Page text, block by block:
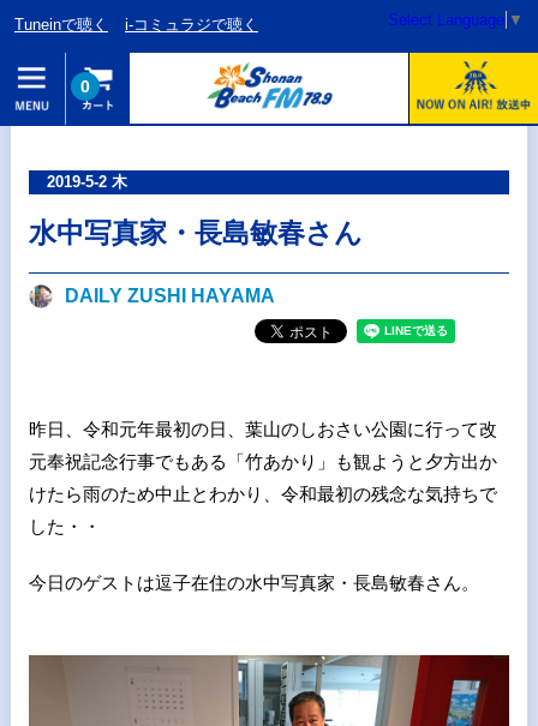
Tuneinで聴く i-コミュラジで聴く Select Language ▼
0
2019-5-2 木
水中写真家・長島敏春さん
DAILY ZUSHI HAYAMA
昨日、令和元年最初の日、葉山のしおさい公園に行って改
元奉祝記念行事でもある「竹あかり」も観ようと夕方出か
けたら雨のため中止とわかり、令和最初の残念な気持ちで
した・・
今日のゲストは逗子在住の水中写真家・長島敏春さん。